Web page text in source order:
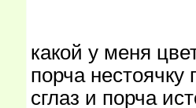
какой у меня
порча нестоячку
сглаз и порча